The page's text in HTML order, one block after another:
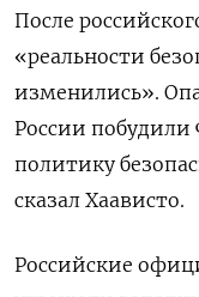
После
«реальности
изменились».
России
политику
сказал Хаависто.
Российские